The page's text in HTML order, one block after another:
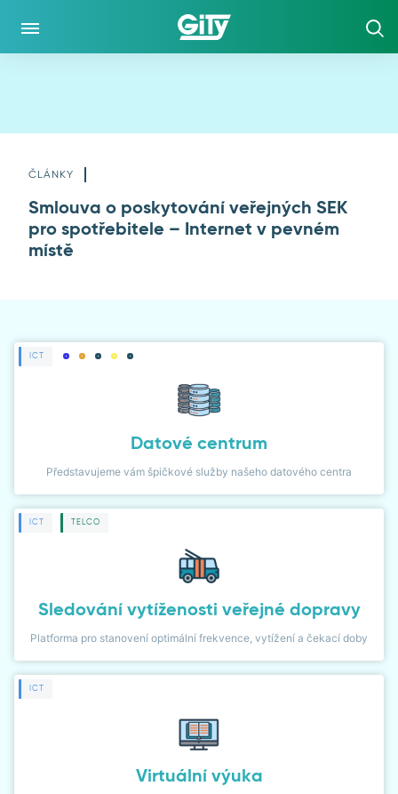
O SPOLEČNOSTI
POLITIKA SYSTÉMU INTEGROVANÉHO MANAGEMENTU
HISTORIE
NÁVODY
PŘÍPADOVÉ STUDIE
KARIÉRA
ČLÁNKY
Smlouva o poskytování veřejných SEK
pro spotřebitele – Internet v pevném
místě
ICT
Datové centrum
Představujeme vám špičkové služby našeho datového centra
ICT TELCO
Sledování vytíženosti veřejné dopravy
Platforma pro stanovení optimální frekvence, vytížení a čekací doby
ICT
Virtuální výuka